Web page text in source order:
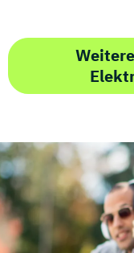
Lerncoach*in
Logistik-
Manager*in
Messtechnik
Operatives